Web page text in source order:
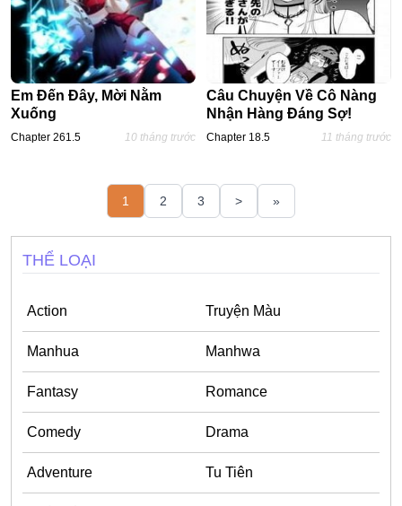
Em Đến Đây, Mời Nằm
Xuống
Chapter 261.5 10 tháng trước
Câu Chuyện Về Cô Nàng
Nhận Hàng Đáng Sợ!
Chapter 18.5 11 tháng trước
1 2 3 > »
THỂ LOẠI
Action Truyện Màu
Manhua Manhwa
Fantasy Romance
Comedy Drama
Adventure Tu Tiên